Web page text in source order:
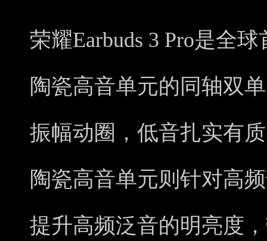
荣耀Earbuds 3 Pro是全
陶瓷高音单元的同轴双
振幅动圈，低音扎实有
陶瓷高音单元则针对高
提升高频泛音的明亮度